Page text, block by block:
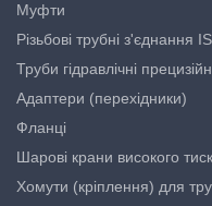
Муфти
Різьбові трубні з'єднання
Труби гідравлічні
Адаптери (перехідники)
Фланці
Шарові крани високого
Хомути (кріплення) для